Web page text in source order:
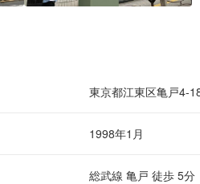
東京都江東区亀戸4-
1998年1月
総武線 亀戸 徒歩 5分